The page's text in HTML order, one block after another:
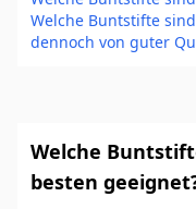
Welche Buntstifte
dennoch von guter
Welche
besten